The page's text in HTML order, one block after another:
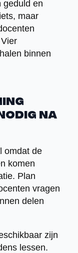
geduld en
maar
binnen
na
omdat de
komen
Plan
vragen
delen
zijn
lessen.